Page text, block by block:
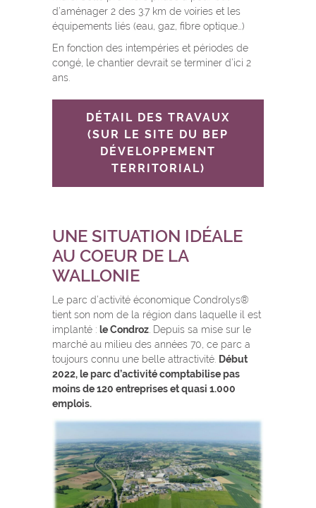
d’aménager 2 des 3.7 km de voiries et les
équipements liés (eau, gaz, fibre optique…)
En fonction des intempéries et périodes de
congé, le chantier devrait se terminer d’ici 2
ans.
DÉTAIL DES TRAVAUX
(SUR LE SITE DU BEP
DÉVELOPPEMENT
TERRITORIAL)
UNE SITUATION IDÉALE
AU COEUR DE LA
WALLONIE
Le parc d’activité économique Condrolys®
tient son nom de la région dans laquelle il est
implanté : le Condroz . Depuis sa mise sur le
marché au milieu des années 70, ce parc a
toujours connu une belle attractivité. Début
2022, le parc d’activité comptabilise pas
moins de 120 entreprises et quasi 1.000
emplois.